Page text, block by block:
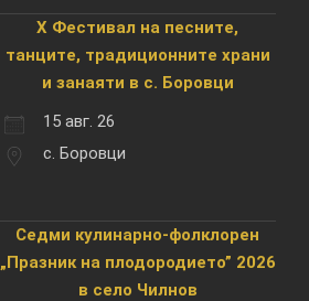
X Фестивал на песните,
танците, традиционните храни
и занаяти в с. Боровци
15 авг. 26
с. Боровци
Седми кулинарно-фолклорен
„Празник на плодородието” 2026
в село Чилнов